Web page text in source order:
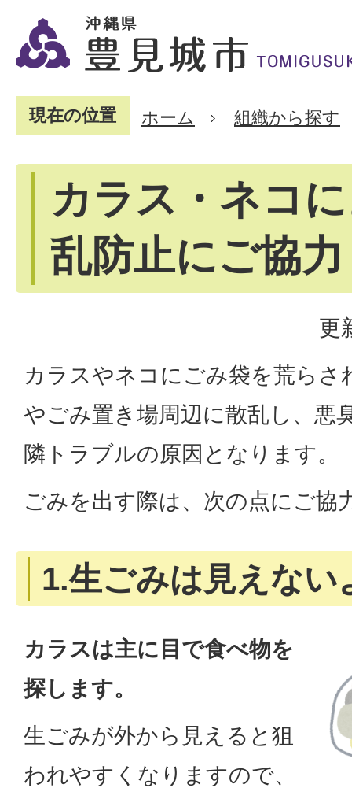
現在の位置 ホーム 組織から探す
カラス・ネコ
乱防止にご協
更
カラスやネコにごみ袋を荒らさ
やごみ置き場周辺に散乱し、悪
隣トラブルの原因となります。
ごみを出す際は、次の点にご協
1.生ごみは見えない
カラスは主に目で食べ物を
探します。
生ごみが外から見えると狙
われやすくなりますので、